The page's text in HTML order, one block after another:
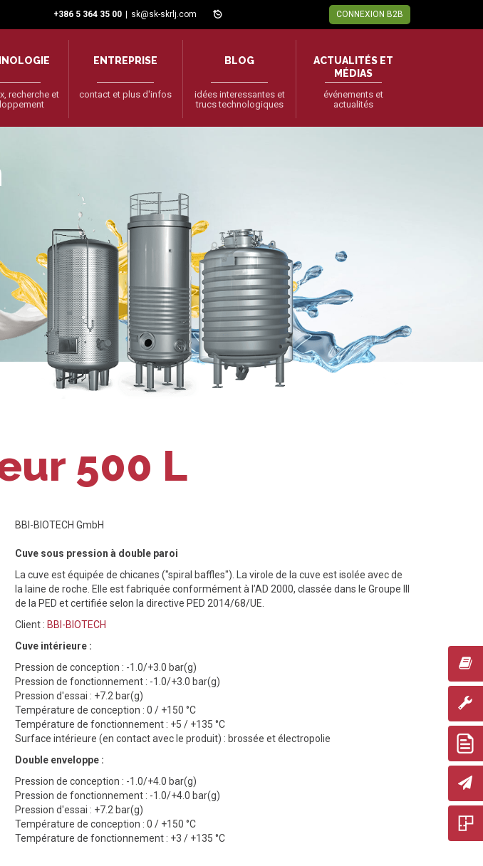
+386 5 364 35 00 sk@sk-skrlj.com CONNEXION B2B
recherche et
ENTREPRISE
contact et plus d'infos
BLOG
idées interessantes et
trucs technologiques
ACTUALITÉS ET
MÉDIAS
événements et
actualités
500 L
BBI-BIOTECH GmbH
Cuve sous pression à double paroi
La cuve est équipée de chicanes ("spiral baffles"). La virole de la cuve est isolée avec de
la laine de roche. Elle est fabriquée conformément à l’AD 2000, classée dans le Groupe III
de la PED et certifiée selon la directive PED 2014/68/UE.
Client : BBI-BIOTECH
Cuve intérieure :
Pression de conception : -1.0/+3.0 bar(g)
Pression de fonctionnement : -1.0/+3.0 bar(g)
Pression d'essai : +7.2 bar(g)
Température de conception : 0 / +150 °C
Température de fonctionnement : +5 / +135 °C
Surface intérieure (en contact avec le produit) : brossée et électropolie
Double enveloppe :
Pression de conception : -1.0/+4.0 bar(g)
Pression de fonctionnement : -1.0/+4.0 bar(g)
Pression d'essai : +7.2 bar(g)
Température de conception : 0 / +150 °C
Température de fonctionnement : +3 / +135 °C